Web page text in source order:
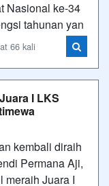
Nasional ke-34
tahunan yan
66 kali
I LKS
kembali diraih
Permana Aji,
meraih Juara I